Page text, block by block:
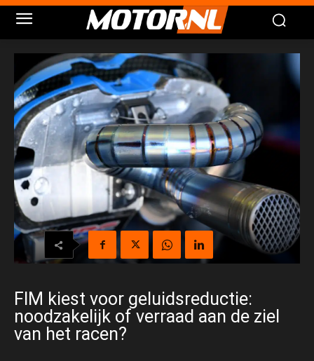
FIM kiest voor geluidsreductie:
noodzakelijk of verraad aan de ziel
van het racen?